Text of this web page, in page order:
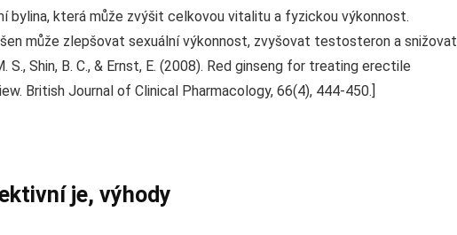
bylina, která může zvýšit celkovou vitalitu a fyzickou výkonnost.
může zlepšovat sexuální výkonnost, zvyšovat testosteron a snižovat
S., Shin, B. C., & Ernst, E. (2008). Red ginseng for treating erectile
British Journal of Clinical Pharmacology, 66(4), 444-450.]
je, výhody